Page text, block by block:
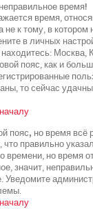
время!
время,
не к тому, в котором
в личных
Москва,
пояс, как и
то сейчас
пояс, но время всё
правильно
времени, но время
значит,
Уведомите